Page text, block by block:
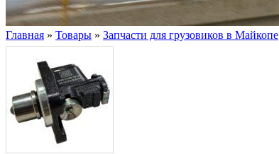
Главная » Товары » Запчасти для грузовиков в Майкопе